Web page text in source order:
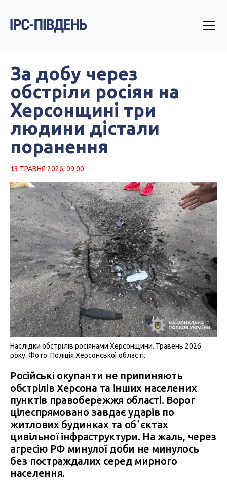
За добу через
обстріли росіян на
Херсонщині три
людини дістали
поранення
13 ТРАВНЯ 2026, 09:00
Наслідки обстрілів росіянами Херсонщини. Травень 2026
року. Фото: Поліція Херсонської області.
Російські окупанти не припиняють
обстрілів Херсона та інших населених
пунктів правобережжя області. Ворог
цілеспрямовано завдає ударів по
житлових будинках та обʼєктах
цивільної інфраструктури. На жаль, через
агресію РФ минулої доби не минулось
без постраждалих серед мирного
населення.